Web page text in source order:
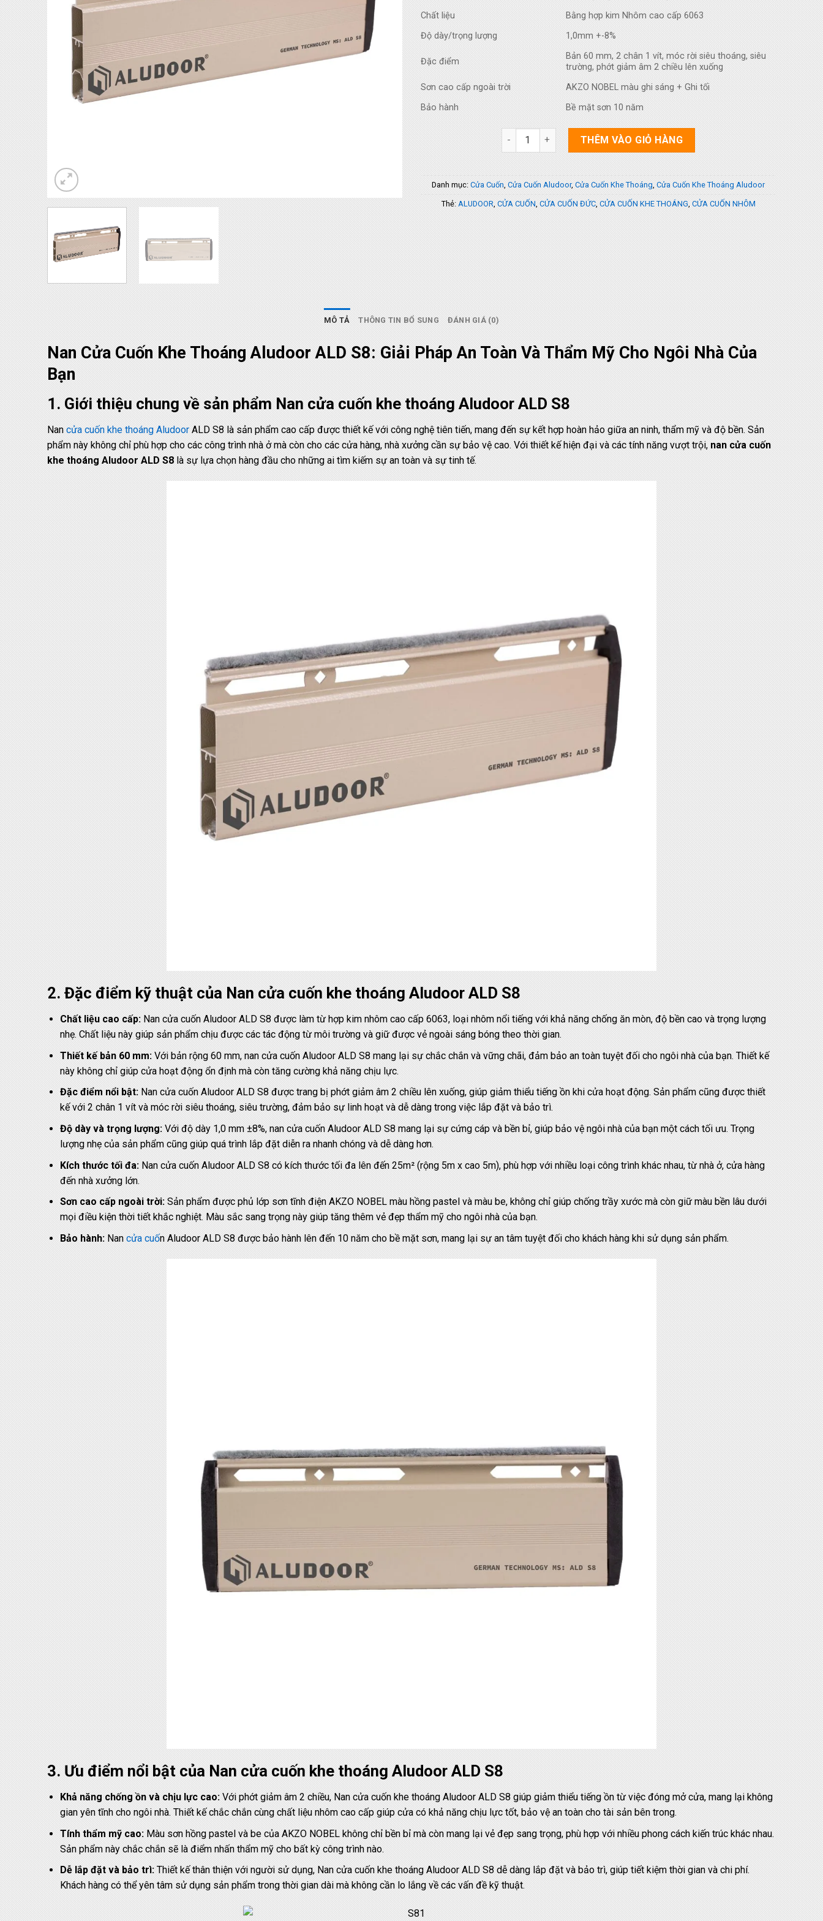
Chất liệu
Bằng hợp kim Nhôm cao cấp 6063
Độ dày/trọng lượng
1,0mm +-8%
Đặc điểm
Bản 60 mm, 2 chân 1 vít, móc rời siêu thoáng, siêu
trường, phớt giảm âm 2 chiều lên xuống
Sơn cao cấp ngoài trời
AKZO NOBEL màu ghi sáng + Ghi tối
Bảo hành
Bề mặt sơn 10 năm
Nan Cửa Cuốn Khe Thoáng Aludoor ALD S8 số lượng
THÊM VÀO GIỎ HÀNG
Danh mục:Cửa Cuốn,Cửa Cuốn Aludoor,Cửa Cuốn Khe Thoáng,Cửa Cuốn Khe Thoáng Aludoor
Thẻ:ALUDOOR,CỬA CUỐN,CỬA CUỐN ĐỨC,CỬA CUỐN KHE THOÁNG,CỬA CUỐN NHÔM
MÔ TẢ THÔNG TIN BỔ SUNG ĐÁNH GIÁ (0)
Nan Cửa Cuốn Khe Thoáng Aludoor ALD S8: Giải Pháp An Toàn Và Thẩm Mỹ Cho Ngôi Nhà Của
Bạn
1. Giới thiệu chung về sản phẩm Nan cửa cuốn khe thoáng Aludoor ALD S8
Nancửa cuốn khe thoáng AludoorALD S8 là sản phẩm cao cấp được thiết kế với công nghệ tiên tiến, mang đến sự kết hợp hoàn hảo giữa an ninh, thẩm mỹ và độ bền. Sản
phẩm này không chỉ phù hợp cho các công trình nhà ở mà còn cho các cửa hàng, nhà xưởng cần sự bảo vệ cao. Với thiết kế hiện đại và các tính năng vượt trội,nan cửa cuốn
khe thoáng Aludoor ALD S8là sự lựa chọn hàng đầu cho những ai tìm kiếm sự an toàn và sự tinh tế.
2. Đặc điểm kỹ thuật của Nan cửa cuốn khe thoáng Aludoor ALD S8
Chất liệu cao cấp:Nan cửa cuốn Aludoor ALD S8 được làm từ hợp kim nhôm cao cấp 6063, loại nhôm nổi tiếng với khả năng chống ăn mòn, độ bền cao và trọng lượng
nhẹ. Chất liệu này giúp sản phẩm chịu được các tác động từ môi trường và giữ được vẻ ngoài sáng bóng theo thời gian.
Thiết kế bản 60 mm:Với bản rộng 60 mm, nan cửa cuốn Aludoor ALD S8 mang lại sự chắc chắn và vững chãi, đảm bảo an toàn tuyệt đối cho ngôi nhà của bạn. Thiết kế
này không chỉ giúp cửa hoạt động ổn định mà còn tăng cường khả năng chịu lực.
Đặc điểm nổi bật:Nan cửa cuốn Aludoor ALD S8 được trang bị phớt giảm âm 2 chiều lên xuống, giúp giảm thiểu tiếng ồn khi cửa hoạt động. Sản phẩm cũng được thiết
kế với 2 chân 1 vít và móc rời siêu thoáng, siêu trường, đảm bảo sự linh hoạt và dễ dàng trong việc lắp đặt và bảo trì.
Độ dày và trọng lượng:Với độ dày 1,0 mm ±8%, nan cửa cuốn Aludoor ALD S8 mang lại sự cứng cáp và bền bỉ, giúp bảo vệ ngôi nhà của bạn một cách tối ưu. Trọng
lượng nhẹ của sản phẩm cũng giúp quá trình lắp đặt diễn ra nhanh chóng và dễ dàng hơn.
Kích thước tối đa:Nan cửa cuốn Aludoor ALD S8 có kích thước tối đa lên đến 25m² (rộng 5m x cao 5m), phù hợp với nhiều loại công trình khác nhau, từ nhà ở, cửa hàng
đến nhà xưởng lớn.
Sơn cao cấp ngoài trời:Sản phẩm được phủ lớp sơn tĩnh điện AKZO NOBEL màu hồng pastel và màu be, không chỉ giúp chống trầy xước mà còn giữ màu bền lâu dưới
mọi điều kiện thời tiết khắc nghiệt. Màu sắc sang trọng này giúp tăng thêm vẻ đẹp thẩm mỹ cho ngôi nhà của bạn.
Bảo hành:Nancửa cuốn Aludoor ALD S8 được bảo hành lên đến 10 năm cho bề mặt sơn, mang lại sự an tâm tuyệt đối cho khách hàng khi sử dụng sản phẩm.
3. Ưu điểm nổi bật của Nan cửa cuốn khe thoáng Aludoor ALD S8
Khả năng chống ồn và chịu lực cao:Với phớt giảm âm 2 chiều, Nan cửa cuốn khe thoáng Aludoor ALD S8 giúp giảm thiểu tiếng ồn từ việc đóng mở cửa, mang lại không
gian yên tĩnh cho ngôi nhà. Thiết kế chắc chắn cùng chất liệu nhôm cao cấp giúp cửa có khả năng chịu lực tốt, bảo vệ an toàn cho tài sản bên trong.
Tính thẩm mỹ cao:Màu sơn hồng pastel và be của AKZO NOBEL không chỉ bền bỉ mà còn mang lại vẻ đẹp sang trọng, phù hợp với nhiều phong cách kiến trúc khác nhau.
Sản phẩm này chắc chắn sẽ là điểm nhấn thẩm mỹ cho bất kỳ công trình nào.
Dễ lắp đặt và bảo trì:Thiết kế thân thiện với người sử dụng, Nan cửa cuốn khe thoáng Aludoor ALD S8 dễ dàng lắp đặt và bảo trì, giúp tiết kiệm thời gian và chi phí.
Khách hàng có thể yên tâm sử dụng sản phẩm trong thời gian dài mà không cần lo lắng về các vấn đề kỹ thuật.